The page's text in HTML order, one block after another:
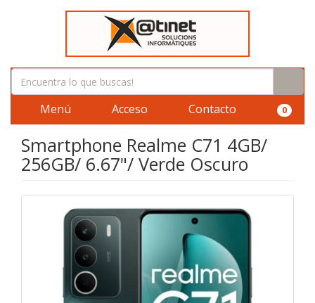
Menú Acceso Contacto 0
Smartphone Realme C71 4GB/
256GB/ 6.67"/ Verde Oscuro